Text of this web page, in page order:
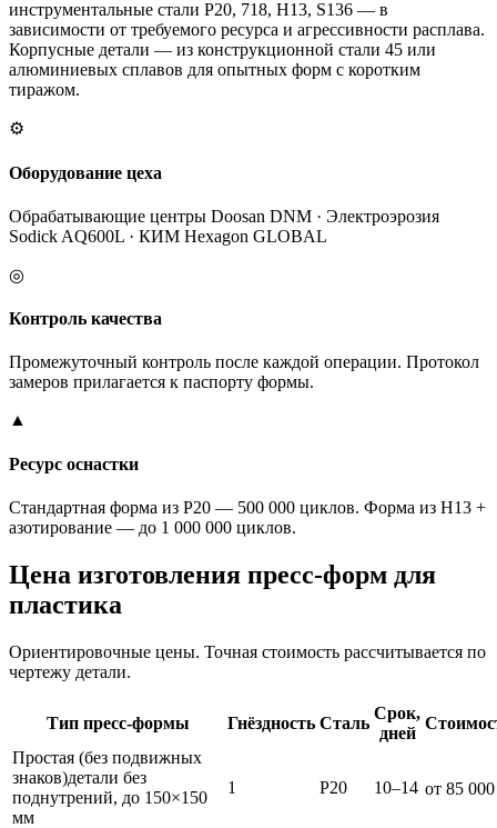
инструментальные стали P20, 718, H13, S136 — в
зависимости от требуемого ресурса и агрессивности расплава.
Корпусные детали — из конструкционной стали 45 или
алюминиевых сплавов для опытных форм с коротким
тиражом.
⚙
Оборудование цеха
Обрабатывающие центры Doosan DNM · Электроэрозия
Sodick AQ600L · КИМ Hexagon GLOBAL
◎
Контроль качества
Промежуточный контроль после каждой операции. Протокол
замеров прилагается к паспорту формы.
▲
Ресурс оснастки
Стандартная форма из P20 — 500 000 циклов. Форма из H13 +
азотирование — до 1 000 000 циклов.
Цена изготовления пресс-форм для
пластика
Ориентировочные цены. Точная стоимость рассчитывается по
чертежу детали.
Тип пресс-формы Гнёздность Сталь
Срок,
дней
Простая (без подвижных
знаков)детали без
поднутрений, до 150×150
мм
1 P20 10–14 от 85